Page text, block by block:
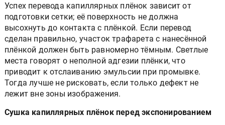
Успех перевода капиллярных плёнок зависит от
подготовки сетки; её поверхность не должна
высохнуть до контакта с плёнкой. Если перевод
сделан правильно, участок трафарета с нанесённой
плёнкой должен быть равномерно тёмным. Светлые
места говорят о неполной адгезии плёнки, что
приводит к отслаиванию эмульсии при промывке.
Тогда лучше не рисковать, если только дефект не
лежит вне зоны изображения.
Сушка капиллярных плёнок перед экспонированием